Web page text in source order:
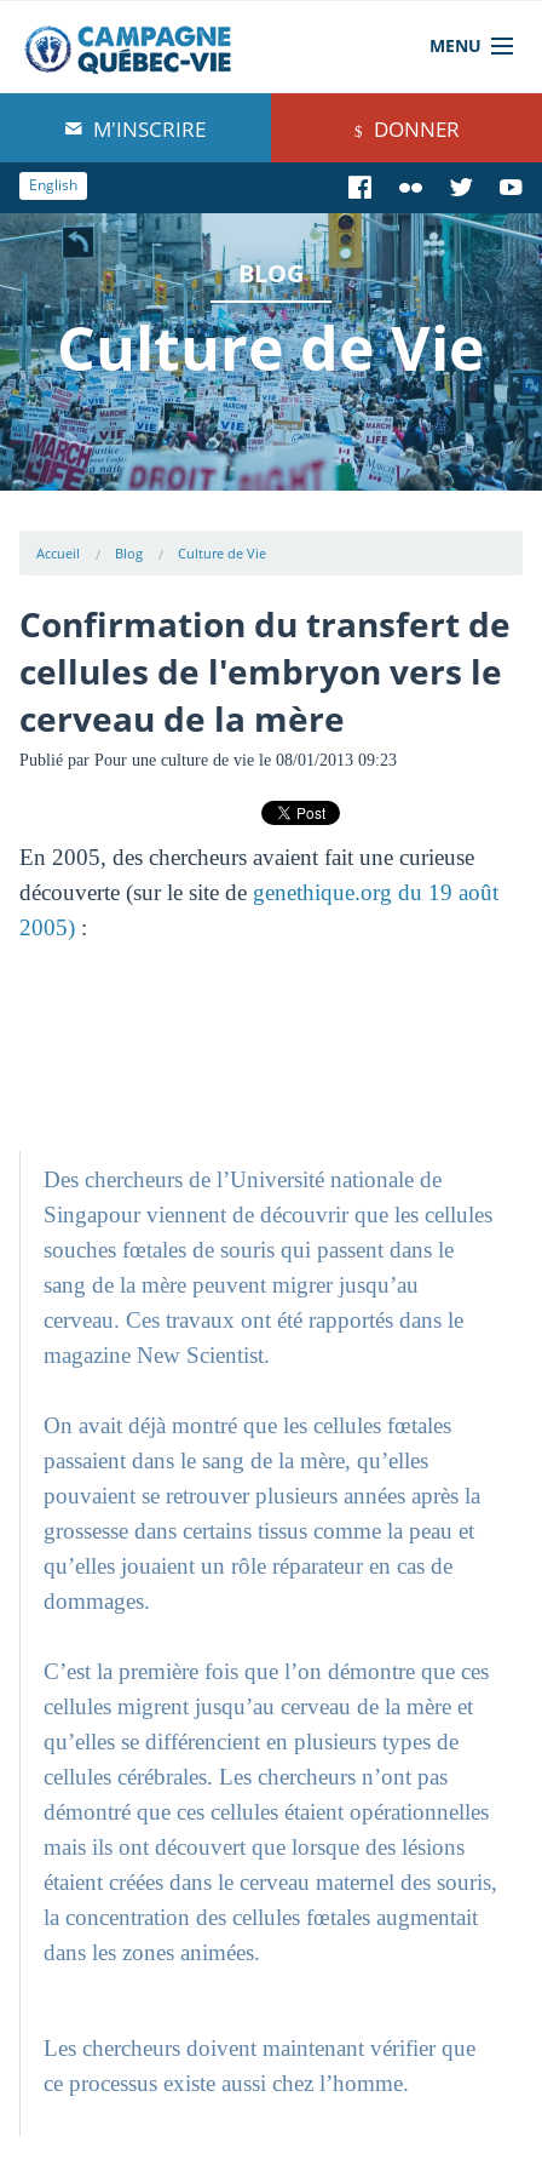
MENU
À propos de nous
Blog
Comprendre
Agir
Boutique
M'INSCRIRE DONNER
English
BLOG
Culture de Vie
Accueil Blog Culture de Vie
Confirmation du transfert de
cellules de l'embryon vers le
cerveau de la mère
Publié par Pour une culture de viele 08/01/2013 09:23
En 2005, des chercheurs avaient fait une curieuse
découverte (sur le site de genethique.org du 19 août
2005) :
Des chercheurs de l’Université nationale de
Singapour viennent de découvrir que les cellules
souches fœtales de souris qui passent dans le
sang de la mère peuvent migrer jusqu’au
cerveau. Ces travaux ont été rapportés dans le
magazine New Scientist.
On avait déjà montré que les cellules fœtales
passaient dans le sang de la mère, qu’elles
pouvaient se retrouver plusieurs années après la
grossesse dans certains tissus comme la peau et
qu’elles jouaient un rôle réparateur en cas de
dommages.
C’est la première fois que l’on démontre que ces
cellules migrent jusqu’au cerveau de la mère et
qu’elles se différencient en plusieurs types de
cellules cérébrales. Les chercheurs n’ont pas
démontré que ces cellules étaient opérationnelles
mais ils ont découvert que lorsque des lésions
étaient créées dans le cerveau maternel des souris,
la concentration des cellules fœtales augmentait
dans les zones animées.
Les chercheurs doivent maintenant vérifier que
ce processus existe aussi chez l’homme.